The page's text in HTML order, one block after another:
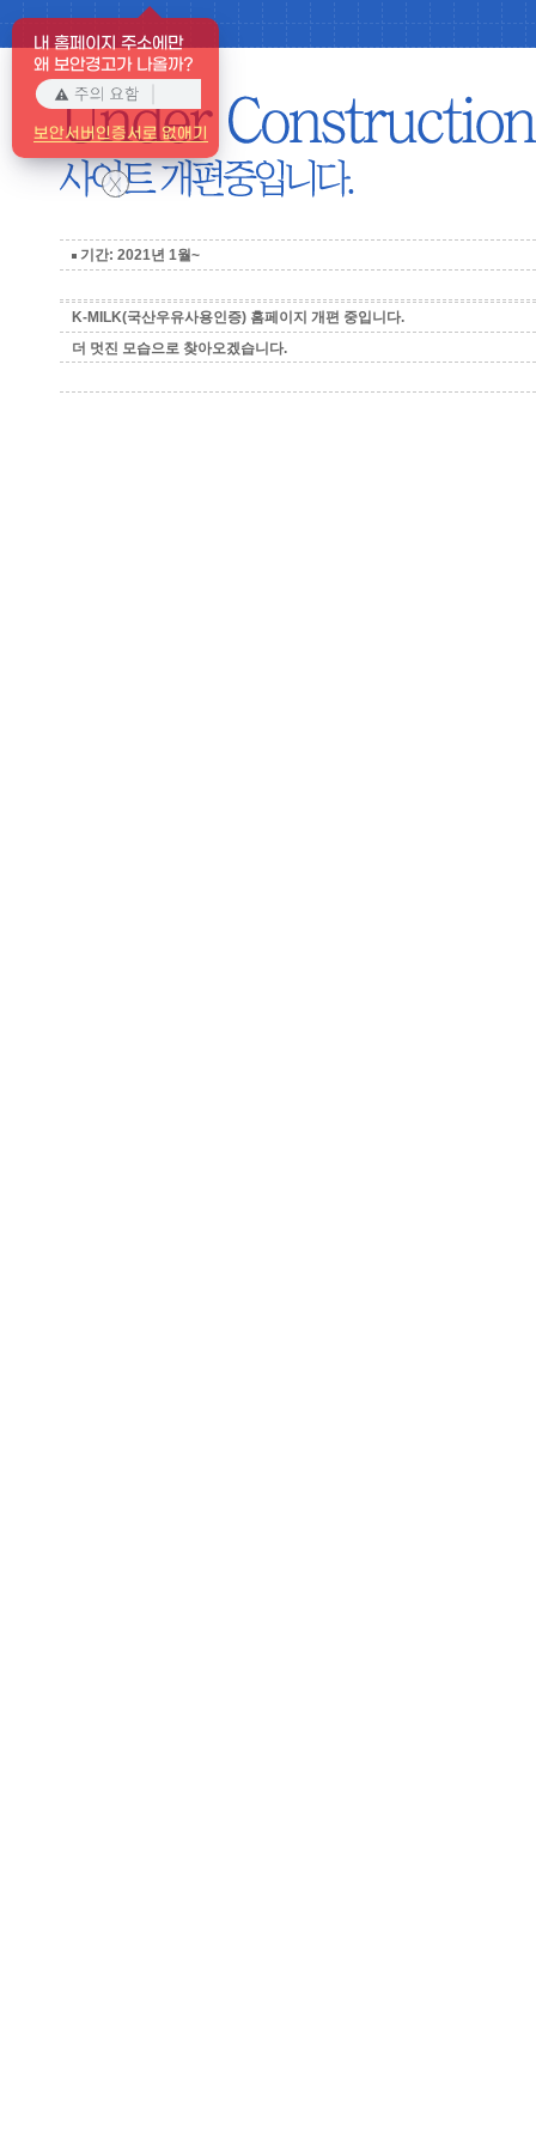
내 홈페이지 주소에만
왜 보안경고가 나올까?
보안서버인증서로 없애기
X
기간: 2021년 1월~
K-MILK(국산우유사용인증) 홈페이지 개편 중입니다.
더 멋진 모습으로 찾아오겠습니다.